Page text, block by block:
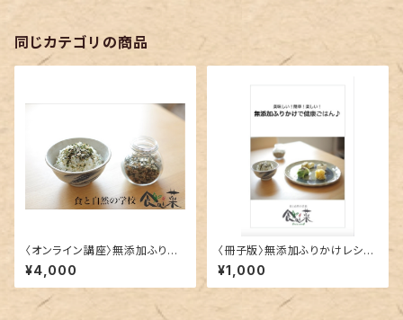
同じカテゴリの商品
〈オンライン講座〉無添加ふりか
け講座 2022.01.19 zoom開
催
¥4,000
〈冊子版〉無添加ふりかけレシピ
集
¥1,000